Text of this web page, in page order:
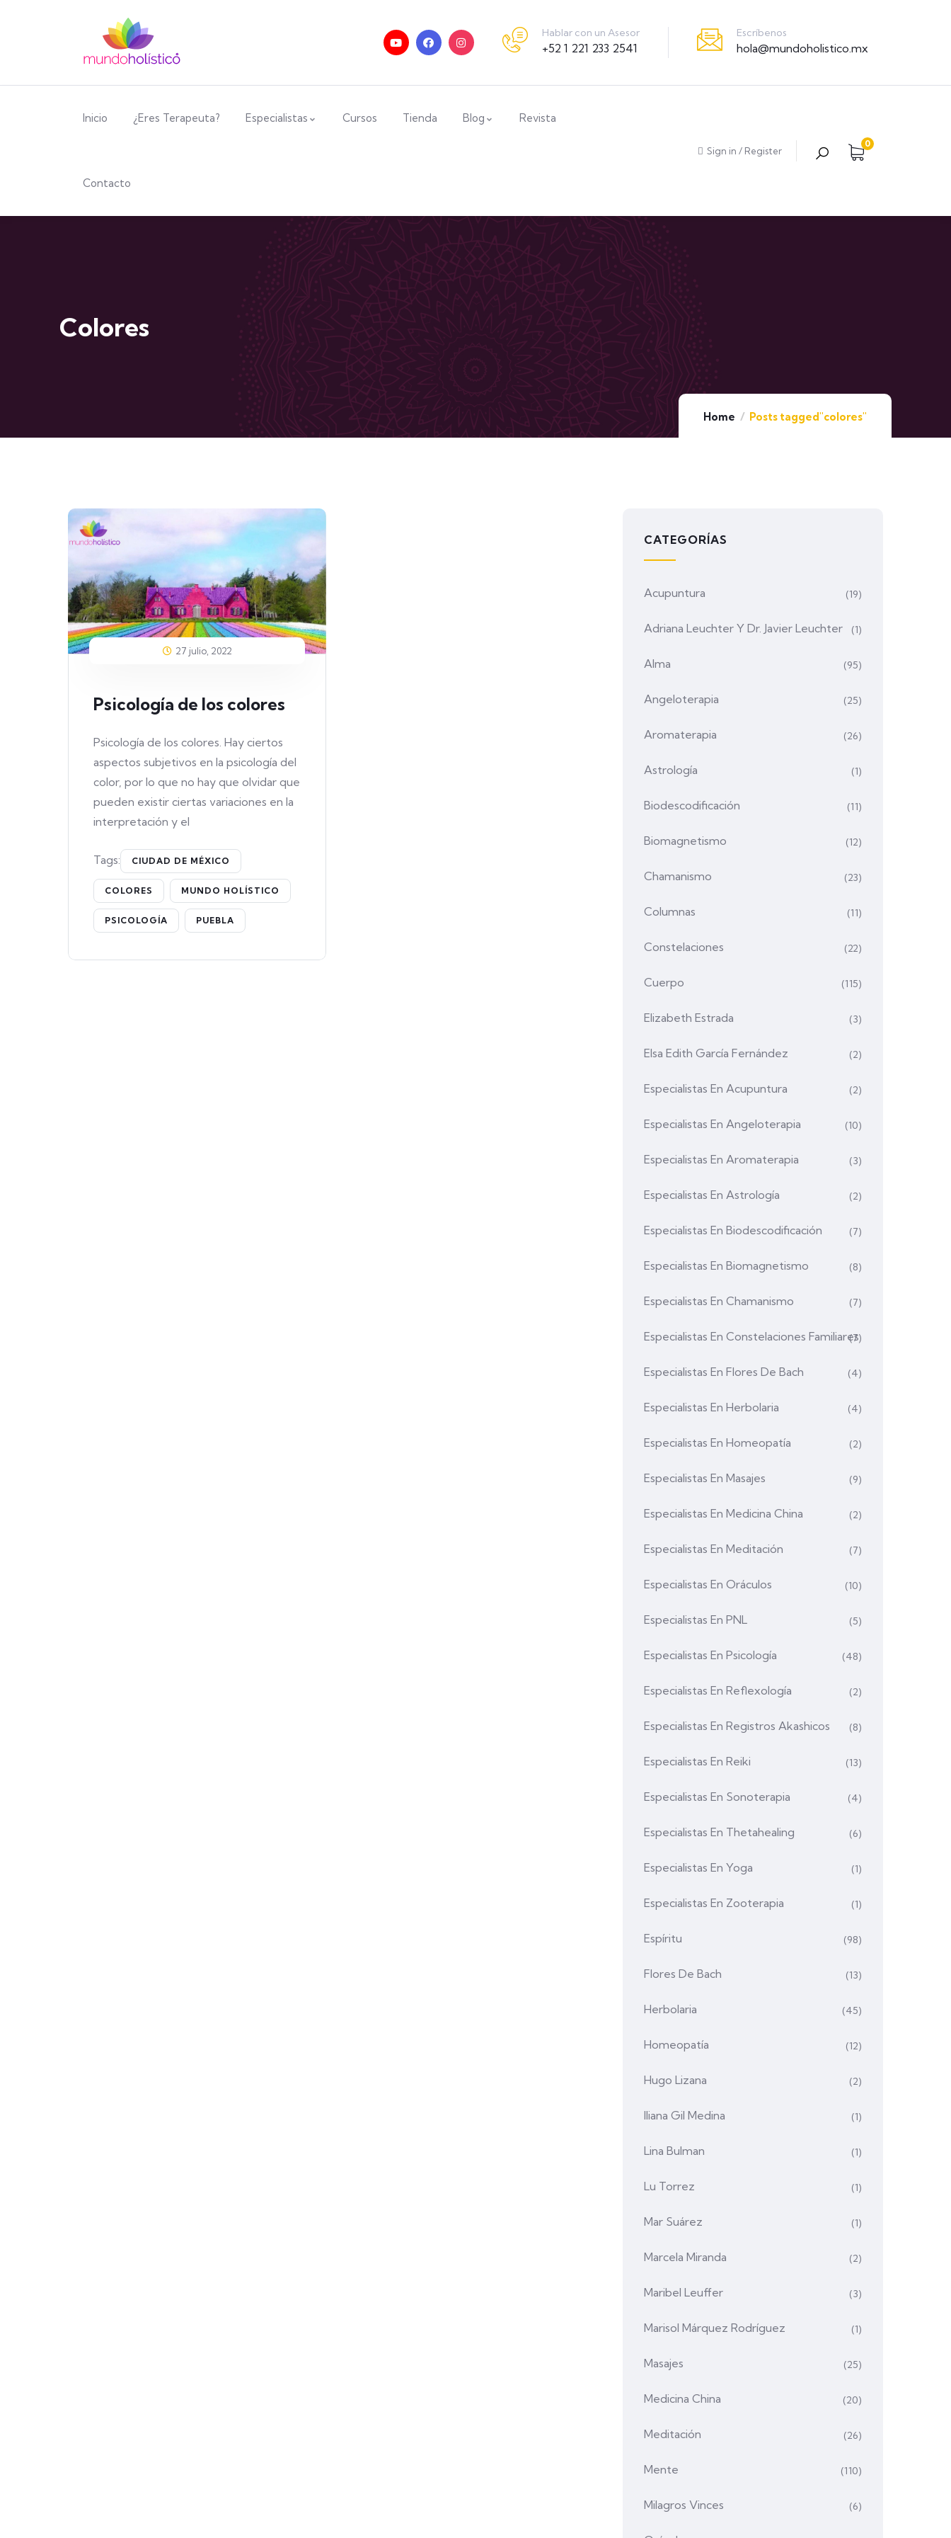
Hablar con un Asesor
+52 1 221 233 2541
Escríbenos
hola@mundoholistico.mx
Inicio ¿Eres Terapeuta? Especialistas Cursos Tienda Blog Revista
Contacto
Sign in / Register
0
Colores
Home Posts tagged"colores"
27 julio, 2022
Psicología de los colores
Psicología de los colores. Hay ciertos
aspectos subjetivos en la psicología del
color, por lo que no hay que olvidar que
pueden existir ciertas variaciones en la
interpretación y el
Tags: CIUDAD DE MÉXICO
COLORES MUNDO HOLÍSTICO
PSICOLOGÍA PUEBLA
CATEGORÍAS
Acupuntura (19)
Adriana Leuchter Y Dr. Javier Leuchter (1)
Alma (95)
Angeloterapia (25)
Aromaterapia (26)
Astrología (1)
Biodescodificación (11)
Biomagnetismo (12)
Chamanismo (23)
Columnas (11)
Constelaciones (22)
Cuerpo (115)
Elizabeth Estrada (3)
Elsa Edith García Fernández (2)
Especialistas En Acupuntura (2)
Especialistas En Angeloterapia (10)
Especialistas En Aromaterapia (3)
Especialistas En Astrología (2)
Especialistas En Biodescodificación (7)
Especialistas En Biomagnetismo (8)
Especialistas En Chamanismo (7)
Especialistas En Constelaciones Familiares
(7)
Especialistas En Flores De Bach (4)
Especialistas En Herbolaria (4)
Especialistas En Homeopatía (2)
Especialistas En Masajes (9)
Especialistas En Medicina China (2)
Especialistas En Meditación (7)
Especialistas En Oráculos (10)
Especialistas En PNL (5)
Especialistas En Psicología (48)
Especialistas En Reflexología (2)
Especialistas En Registros Akashicos (8)
Especialistas En Reiki (13)
Especialistas En Sonoterapia (4)
Especialistas En Thetahealing (6)
Especialistas En Yoga (1)
Especialistas En Zooterapia (1)
Espíritu (98)
Flores De Bach (13)
Herbolaria (45)
Homeopatía (12)
Hugo Lizana (2)
Iliana Gil Medina (1)
Lina Bulman (1)
Lu Torrez (1)
Mar Suárez (1)
Marcela Miranda (2)
Maribel Leuffer (3)
Marisol Márquez Rodríguez (1)
Masajes (25)
Medicina China (20)
Meditación (26)
Mente (110)
Milagros Vinces (6)